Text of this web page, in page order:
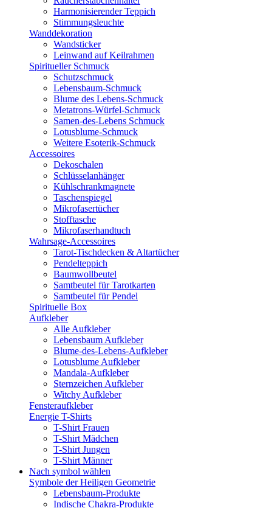
Harmonisierender Teppich
Stimmungsleuchte
Wanddekoration
Wandsticker
Leinwand auf Keilrahmen
Spiritueller Schmuck
Schutzschmuck
Lebensbaum-Schmuck
Blume des Lebens-Schmuck
Metatrons-Würfel-Schmuck
Samen-des-Lebens Schmuck
Lotusblume-Schmuck
Weitere Esoterik-Schmuck
Accessoires
Dekoschalen
Schlüsselanhänger
Kühlschrankmagnete
Taschenspiegel
Mikrofasertücher
Stofftasche
Mikrofaserhandtuch
Wahrsage-Accessoires
Tarot-Tischdecken & Altartücher
Pendelteppich
Baumwollbeutel
Samtbeutel für Tarotkarten
Samtbeutel für Pendel
Spirituelle Box
Aufkleber
Alle Aufkleber
Lebensbaum Aufkleber
Blume-des-Lebens-Aufkleber
Lotusblume Aufkleber
Mandala-Aufkleber
Sternzeichen Aufkleber
Witchy Aufkleber
Fensteraufkleber
Energie T-Shirts
T-Shirt Frauen
T-Shirt Mädchen
T-Shirt Jungen
T-Shirt Männer
Nach symbol wählen
Symbole der Heiligen Geometrie
Lebensbaum-Produkte
Indische Chakra-Produkte